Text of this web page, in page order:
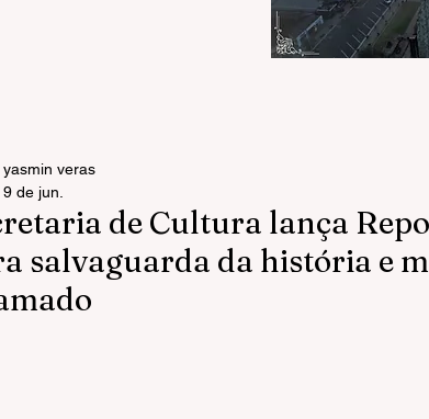
de Cultura lança
salvaguarda da história e
yasmin veras
9 de jun.